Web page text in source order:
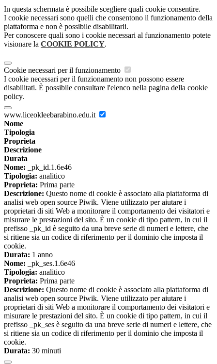
In questa schermata è possibile scegliere quali cookie consentire.
I cookie necessari sono quelli che consentono il funzionamento della
piattaforma e non è possibile disabilitarli.
Per conoscere quali sono i cookie necessari al funzionamento potete
visionare la COOKIE POLICY.
Cookie necessari per il funzionamento
I cookie necessari per il funzionamento non possono essere
disabilitati. È possibile consultare l'elenco nella pagina della cookie
policy.
www.liceokleebarabino.edu.it
Nome
Tipologia
Proprieta
Descrizione
Durata
Nome: _pk_id.1.6e46
Tipologia: analitico
Proprieta: Prima parte
Descrizione: Questo nome di cookie è associato alla piattaforma di
analisi web open source Piwik. Viene utilizzato per aiutare i
proprietari di siti Web a monitorare il comportamento dei visitatori e
misurare le prestazioni del sito. È un cookie di tipo pattern, in cui il
prefisso _pk_id è seguito da una breve serie di numeri e lettere, che
si ritiene sia un codice di riferimento per il dominio che imposta il
cookie.
Durata: 1 anno
Nome: _pk_ses.1.6e46
Tipologia: analitico
Proprieta: Prima parte
Descrizione: Questo nome di cookie è associato alla piattaforma di
analisi web open source Piwik. Viene utilizzato per aiutare i
proprietari di siti Web a monitorare il comportamento dei visitatori e
misurare le prestazioni del sito. È un cookie di tipo pattern, in cui il
prefisso _pk_ses è seguito da una breve serie di numeri e lettere, che
si ritiene sia un codice di riferimento per il dominio che imposta il
cookie.
Durata: 30 minuti